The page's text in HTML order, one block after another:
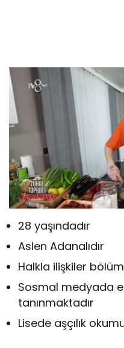
28 yaşındadır
Aslen Adanalıdır
Halkla ilişkiler
Sosmal medyada
tanınmaktadır
Lisede aşçılık